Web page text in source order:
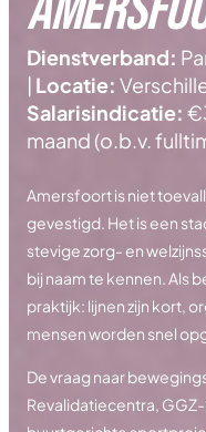
Dienstverband:
| Locatie:
Salarisindicatie:
maand (o.b.v.
Amersfoort is niet
gevestigd. Het is een
stevige zorg- en
bij naam te kennen. Als
praktijk: lijnen zijn kort,
mensen worden snel
De vraag naar
Revalidatiecentra,